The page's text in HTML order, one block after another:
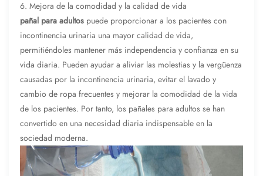
6. Mejora de la comodidad y la calidad de vida
pañal para adultos puede proporcionar a los pacientes con
incontinencia urinaria una mayor calidad de vida,
permitiéndoles mantener más independencia y confianza en su
vida diaria. Pueden ayudar a aliviar las molestias y la vergüenza
causadas por la incontinencia urinaria, evitar el lavado y
cambio de ropa frecuentes y mejorar la comodidad de la vida
de los pacientes. Por tanto, los pañales para adultos se han
convertido en una necesidad diaria indispensable en la
sociedad moderna.